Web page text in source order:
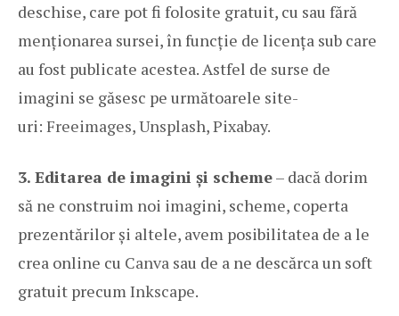
deschise, care pot fi folosite gratuit, cu sau fără
menționarea sursei, în funcție de licența sub care
au fost publicate acestea. Astfel de surse de
imagini se găsesc pe următoarele site-
uri: Freeimages,Unsplash,Pixabay.
3. Editarea de imagini și scheme– dacă dorim
să ne construim noi imagini, scheme, coperta
prezentărilor și altele, avem posibilitatea de a le
crea online cu Canva sau de a ne descărca un soft
gratuit precumInkscape.